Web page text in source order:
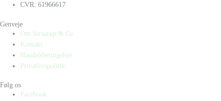
CVR: 61966617
Genveje
Om Straarup & Co
Kontakt
Handelsbetingelser
Privatlivspolitik
Følg os
Facebook